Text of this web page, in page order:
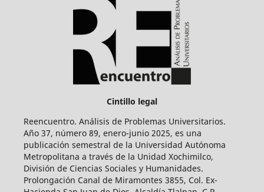
Cintillo legal
Reencuentro. Análisis de Problemas Universitarios.
Año 37, número 89, enero-junio 2025, es una
publicación semestral de la Universidad Autónoma
Metropolitana a través de la Unidad Xochimilco,
División de Ciencias Sociales y Humanidades.
Prolongación Canal de Miramontes 3855, Col. Ex-